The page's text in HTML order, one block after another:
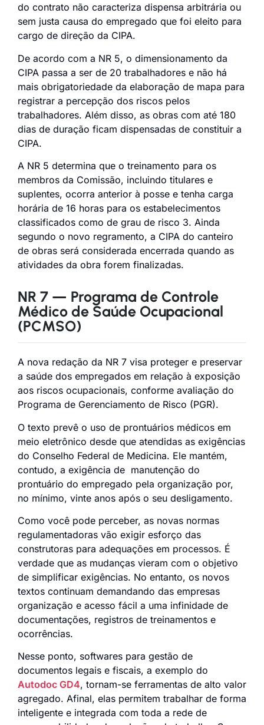
do contrato não caracteriza dispensa arbitrária ou
sem justa causa do empregado que foi eleito para
cargo de direção da CIPA.
De acordo com a NR 5, o dimensionamento da
CIPA passa a ser de 20 trabalhadores e não há
mais obrigatoriedade da elaboração de mapa para
registrar a percepção dos riscos pelos
trabalhadores. Além disso, as obras com até 180
dias de duração ficam dispensadas de constituir a
CIPA.
A NR 5 determina que o treinamento para os
membros da Comissão, incluindo titulares e
suplentes, ocorra anterior à posse e tenha carga
horária de 16 horas para os estabelecimentos
classificados como de grau de risco 3. Ainda
segundo o novo regramento, a CIPA do canteiro
de obras será considerada encerrada quando as
atividades da obra forem finalizadas.
NR 7 — Programa de Controle
Médico de Saúde Ocupacional
(PCMSO)
A nova redação da NR 7 visa proteger e preservar
a saúde dos empregados em relação à exposição
aos riscos ocupacionais, conforme avaliação do
Programa de Gerenciamento de Risco (PGR).
O texto prevê o uso de prontuários médicos em
meio eletrônico desde que atendidas as exigências
do Conselho Federal de Medicina. Ele mantém,
contudo, a exigência de manutenção do
prontuário do empregado pela organização por,
no mínimo, vinte anos após o seu desligamento.
Como você pode perceber, as novas normas
regulamentadoras vão exigir esforço das
construtoras para adequações em processos. É
verdade que as mudanças vieram com o objetivo
de simplificar exigências. No entanto, os novos
textos continuam demandando das empresas
organização e acesso fácil a uma infinidade de
documentações, registros de treinamentos e
ocorrências.
Nesse ponto, softwares para gestão de
documentos legais e fiscais, a exemplo do
Autodoc GD4, tornam-se ferramentas de alto valor
agregado. Afinal, elas permitem trabalhar de forma
inteligente e integrada com toda a rede de